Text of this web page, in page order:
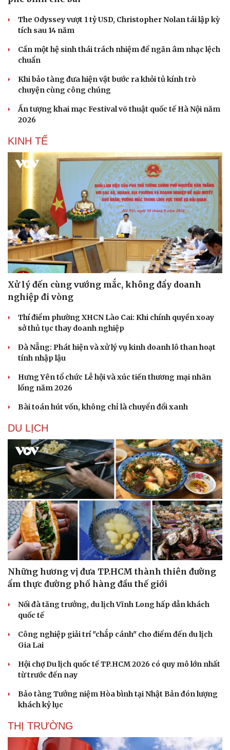
Thể thao
Bóng đá
Lịch thi đấu bóng đá
Thế giới thể thao
eSports
Ô tô - Xe máy
Tư vấn
The Odyssey vượt 1 tỷ USD, Christopher Nolan tái lập kỳ
tích sau 14 năm
Cần một hệ sinh thái trách nhiệm để ngăn âm nhạc lệch
chuẩn
Khi bảo tàng đưa hiện vật bước ra khỏi tủ kính trò
chuyện cùng công chúng
Ấn tượng khai mạc Festival võ thuật quốc tế Hà Nội năm
2026
KINH TẾ
Xử lý đến cùng vướng mắc, không đẩy doanh
nghiệp đi vòng
Thí điểm phường XHCN Lào Cai: Khi chính quyền xoay
sở thủ tục thay doanh nghiệp
Đà Nẵng: Phát hiện và xử lý vụ kinh doanh lô than hoạt
tính nhập lậu
Hưng Yên tổ chức Lễ hội và xúc tiến thương mại nhãn
lồng năm 2026
Bài toán hút vốn, không chỉ là chuyển đổi xanh
DU LỊCH
Những hương vị đưa TP.HCM thành thiên đường
ẩm thực đường phố hàng đầu thế giới
Nối đà tăng trưởng, du lịch Vĩnh Long hấp dẫn khách
quốc tế
Công nghiệp giải trí "chắp cánh" cho điểm đến du lịch
Gia Lai
Hội chợ Du lịch quốc tế TP.HCM 2026 có quy mô lớn nhất
từ trước đến nay
Bảo tàng Tưởng niệm Hòa bình tại Nhật Bản đón lượng
khách kỷ lục
THỊ TRƯỜNG